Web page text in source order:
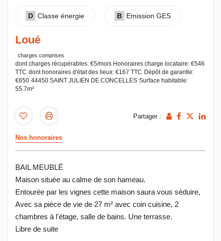
D Classe énergie B Emission GES
Loué
charges comprises
dont charges récupérables: €5/mois Honoraires charge locataire: €546
TTC dont honoraires d'état des lieux: €167 TTC Dépôt de garantie:
€650 44450 SAINT JULIEN DE CONCELLES Surface habitable:
55.7m²
Partager :
Nos honoraires
BAIL MEUBLÉ
Maison située au calme de son hameau.
Entourée par les vignes cette maison saura vous séduire,
Avec sa pièce de vie de 27 m² avec coin cuisine, 2
chambres à l'étage, salle de bains. Une terrasse.
Libre de suite